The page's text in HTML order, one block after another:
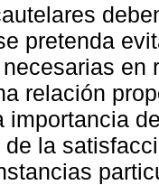
pretenda
en
relación
importancia
la